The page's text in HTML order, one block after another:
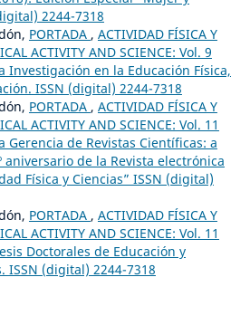
2244-7318
PORTADA , ACTIVIDAD FÍSICA Y
ACTIVITY AND SCIENCE: Vol. 9
Investigación en la Educación Física,
ISSN (digital) 2244-7318
PORTADA , ACTIVIDAD FÍSICA Y
ACTIVITY AND SCIENCE: Vol. 11
Gerencia de Revistas Científicas: a
aniversario de la Revista electrónica
Física y Ciencias” ISSN (digital)
PORTADA , ACTIVIDAD FÍSICA Y
ACTIVITY AND SCIENCE: Vol. 11
Doctorales de Educación y
ISSN (digital) 2244-7318